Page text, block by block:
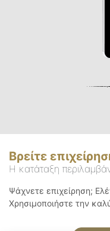
Βρείτε
Η κατάταξη
Ψάχνετε επιχείρηση;
Χρησιμοποιήστε την